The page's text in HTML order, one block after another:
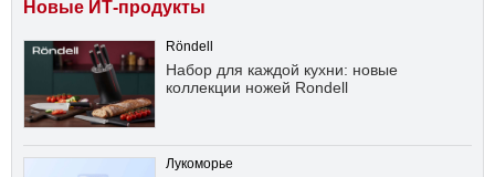
Новые ИТ-продукты
Röndell
Набор для каждой кухни: новые
коллекции ножей Rondell
Лукоморье